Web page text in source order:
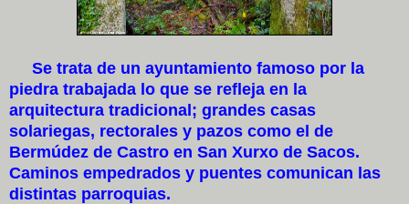
Se trata de un ayuntamiento famoso por la
piedra trabajada lo que se refleja en la
arquitectura tradicional; grandes casas
solariegas, rectorales y pazos como el de
Bermúdez de Castro en San Xurxo de Sacos.
Caminos empedrados y puentes comunican las
distintas parroquias.